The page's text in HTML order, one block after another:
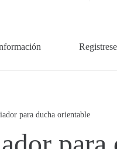
Registrese
para ducha orientable